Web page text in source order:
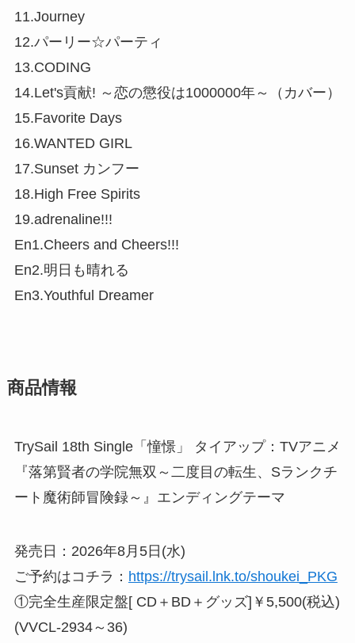
11.Journey
12.パーリー☆パーティ
13.CODING
14.Let's貢献! ～恋の懲役は1000000年～（カバー）
15.Favorite Days
16.WANTED GIRL
17.Sunset カンフー
18.High Free Spirits
19.adrenaline!!!
En1.Cheers and Cheers!!!
En2.明日も晴れる
En3.Youthful Dreamer
商品情報
TrySail 18th Single「憧憬」 タイアップ：TVアニメ
『落第賢者の学院無双～二度目の転生、Sランクチ
ート魔術師冒険録～』エンディングテーマ
発売日：2026年8月5日(水)
ご予約はコチラ： https://trysail.lnk.to/shoukei_PKG
①完全生産限定盤[ CD＋BD＋グッズ]￥5,500(税込)
(VVCL-2934～36)